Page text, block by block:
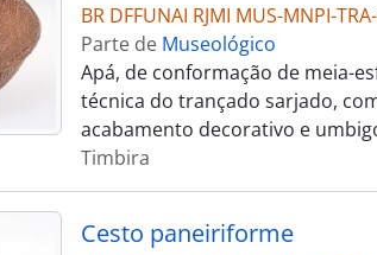
BR DFFUNAI RJMI MUS-MNPI-
Parte de Museológico
Apá, de conformação de meia-
técnica do trançado sarjado,
acabamento decorativo e
Timbira
Cesto paneiriforme